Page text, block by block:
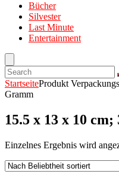
Bücher
Silvester
Last Minute
Entertainment
StartseiteProdukt
Gramm
15.5 x 13 x 10
Einzelnes Ergebnis wird